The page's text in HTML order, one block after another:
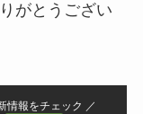
がとうござい
情報をチェック ／